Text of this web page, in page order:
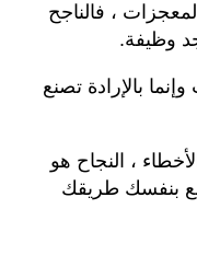
، فالناجح
وظيفة.
، النجاح هو
بنفسك طريقك